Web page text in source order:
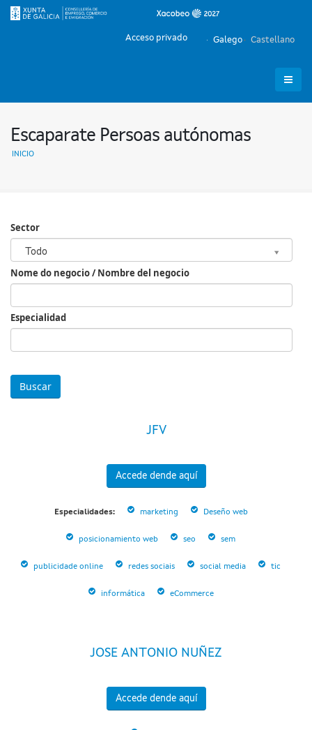
Galego Castellano
Acceso privado
Escaparate Persoas autónomas
INICIO
Sector
Todo
Sector
Nome do negocio / Nombre del negocio
Especialidad
JFV
Accede dende aquí
Especialidades: marketing Deseño web
posicionamiento web seo sem
publicidade online redes sociais social media tic
informática eCommerce
JOSE ANTONIO NUÑEZ
Accede dende aquí